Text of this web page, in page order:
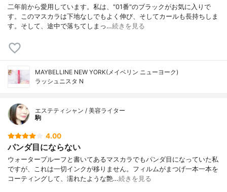
二年前から愛用しています。私は、"01番"のブラックがお気に入りで
す。このマスカラは下地なしでもよく伸び、そしてカールも長持ちしま
す。そして、途中で落ちてしまっ…続きを見る
MAYBELLINE NEW YORK(メイベリン ニューヨーク)
ラッシュニスタ N
エステティシャン / 美容ライター
駒
4.00
パンダ目にならない
ウォータープルーフと書いてあるマスカラでもパンダ目になっていた私
ですが、これは一切インクが移りません。フィルムがまつげ一本一本を
コーティングして、濡れたような艶…続きを見る